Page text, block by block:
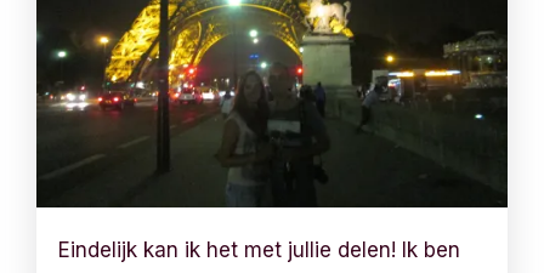
Eindelijk kan ik het met jullie delen! Ik ben